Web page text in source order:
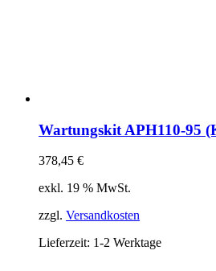
Wartungskit APH110-95
378,45 €
exkl. 19 % MwSt.
zzgl. Versandkosten
Lieferzeit: 1-2 Werktage